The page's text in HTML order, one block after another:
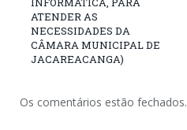
ATENDER AS
NECESSIDADES DA
CÂMARA MUNICIPAL DE
JACAREACANGA)
Os comentários estão fechados.